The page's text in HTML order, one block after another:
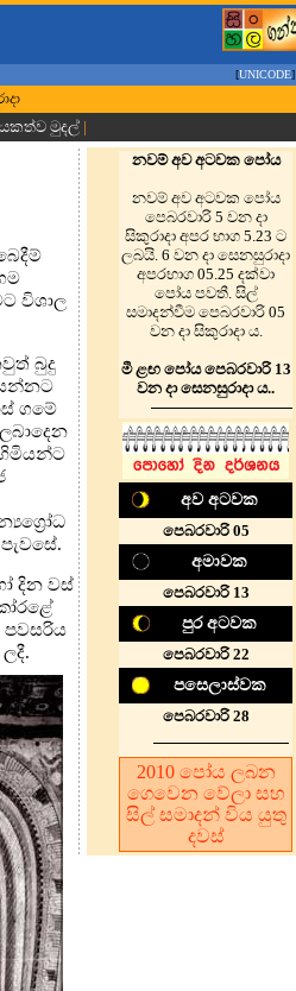
[UNICODE]
මුදල් |
විශාල
බුදු
ගමේ
හිමියන්ට
දින වස්
නවම් අව අටවක පෝය
නවම් අව අටවක පෝය
පෙබරවාරි 5 වන දා
සිකුරාදා අපර භාග 5.23 ට
ලබයි. 6 වන දා සෙනසුරාදා
අපරභාග 05.25 දක්වා
පෝය පවතී. සිල්
සමාදන්වීම පෙබරවාරි 05
වන දා සිකුරාදා ය.
මී ළඟ පෝය පෙබරවාරි 13
වන දා සෙනසුරාදා ය..
අව අටවක
පෙබරවාරි 05
අමාවක
පෙබරවාරි 13
පුර අටවක
පෙබරවාරි 22
පසෙලාස්වක
පෙබරවාරි 28
2010 පෝය ලබන
ගෙවෙන වේලා සහ
සිල් සමාදන් විය යුතු
දවස